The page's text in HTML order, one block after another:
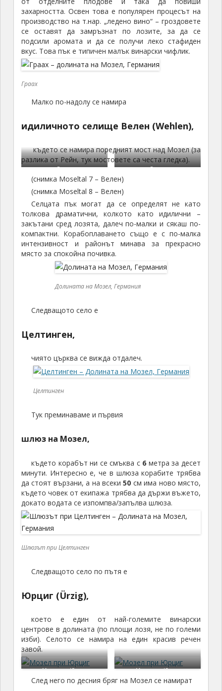
захарността. Освен това е популярен процесът на
производство на т.нар. „ледено вино“ – гроздовете
се оставят да замръзнат по лозите, за да се
подсили аромата и да се получи леко стафиден
вкус. Това пък е типичен малък винарски чифлик.
Граах
Малко по-надолу се намира
идиличното селище Велен (Wehlen),
където се намира поредният мост над Мозел (за
разлика от Рейн, тук мостовете са честа гледка).
Велен Велен
(снимка Moseltal 7 – Велен)
(снимка Moseltal 8 – Велен)
Селцата пък могат да се определят не като
толкова драматични, колкото като идилични –
закътани сред лозята, далеч по-малки и сякаш по-
компактни. Корабоплаването също е с по-малка
интензивност и районът минава за прекрасно
място за спокойна почивка.
Долината на Мозел, Германия
Следващото село е
Целтинген,
чиято църква се вижда отдалеч.
Целтинген
Тук преминаваме и първия
шлюз на Мозел,
където корабът ни се смъква с 6 метра за десет
минути. Интересно е, че в шлюза корабите трябва
да стоят вързани, а на всеки50 см има ново място,
където човек от екипажа трябва да държи въжето,
докато водата се изпомпва/запълва шлюза.
Шлюзът при Целтинген
Следващото село по пътя е
Юрциг (Ürzig),
което е един от най-големите винарски
центрове в долината (по площи лозя, не по големи
изби). Селото се намира на един красив речен
завой.
Мозел при Юрциг Мозел при Юрциг
След него по десния бряг на Мозел се намират